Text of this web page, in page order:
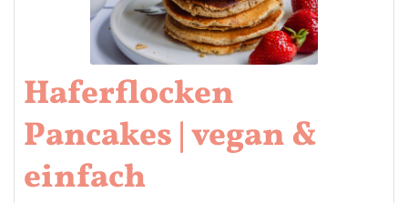
Haferflocken
Pancakes | vegan &
einfach